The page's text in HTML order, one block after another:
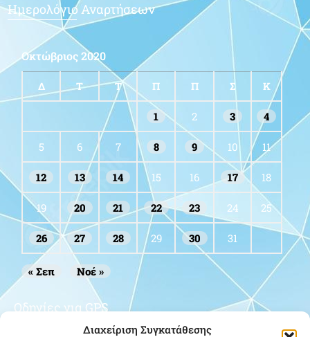
Διαχείριση Συγκατάθεσης
Ημερολόγιο Αναρτήσεων
Οκτώβριος 2020
Δ Τ Τ Π Π Σ Κ
1 2 3 4
5 6 7 8 9 10 11
12 13 14 15 16 17 18
19 20 21 22 23 24 25
26 27 28 29 30 31
« Σεπ Νοέ »
Οδηγίες για GPS